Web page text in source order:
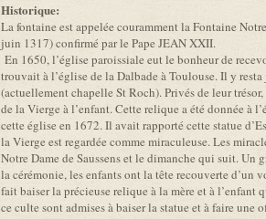
Historique:
La fontaine est appelée couramment la Fontaine
juin 1317) confirmé par le Pape JEAN XXII.
En 1650, l’église paroissiale eut le bonheur de
trouvait à l’église de la Dalbade à Toulouse. Il y
(actuellement chapelle St Roch). Privés de leur
de la Vierge à l’enfant. Cette relique a été donnée à
cette église en 1672. Il avait rapporté cette statue
la Vierge est regardée comme miraculeuse. Les
Notre Dame de Saussens et le dimanche qui suit. Un
la cérémonie, les enfants ont la tête recouverte
fait baiser la précieuse relique à la mère et à l’enfant
ce culte sont admises à baiser la statue et à faire une